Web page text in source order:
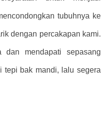
tubuhnya ke
dengan percakapan kami.
mendapati sepasang
tepi bak mandi, lalu segera